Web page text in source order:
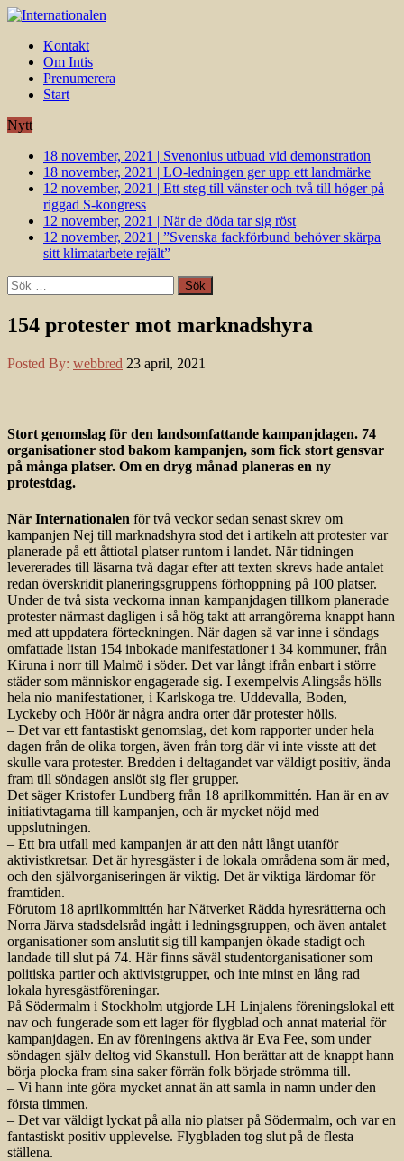
Kontakt
Om Intis
Prenumerera
Start
Nytt
18 november, 2021 | Svenonius utbuad vid demonstration
18 november, 2021 | LO-ledningen ger upp ett landmärke
12 november, 2021 | Ett steg till vänster och två till höger på
riggad S-kongress
12 november, 2021 | När de döda tar sig röst
12 november, 2021 | ”Svenska fackförbund behöver skärpa
sitt klimatarbete rejält”
Sök
efter:
154 protester mot marknadshyra
Posted By: webbred 23 april, 2021
Stort genomslag för den landsomfattande kampanjdagen. 74
organisationer stod bakom kampanjen, som fick stort gensvar
på många platser. Om en dryg månad planeras en ny
protestdag.
När Internationalen för två veckor sedan senast skrev om
kampanjen Nej till marknadshyra stod det i artikeln att protester var
planerade på ett åttiotal platser runtom i landet. När tidningen
levererades till läsarna två dagar efter att texten skrevs hade antalet
redan överskridit planeringsgruppens förhoppning på 100 platser.
Under de två sista veckorna innan kampanjdagen tillkom planerade
protester närmast dagligen i så hög takt att arrangörerna knappt hann
med att uppdatera förteckningen. När dagen så var inne i söndags
omfattade listan 154 inbokade manifestationer i 34 kommuner, från
Kiruna i norr till Malmö i söder. Det var långt ifrån enbart i större
städer som människor engagerade sig. I exempelvis Alingsås hölls
hela nio manifestationer, i Karlskoga tre. Uddevalla, Boden,
Lyckeby och Höör är några andra orter där protester hölls.
– Det var ett fantastiskt genomslag, det kom rapporter under hela
dagen från de olika torgen, även från torg där vi inte visste att det
skulle vara protester. Bredden i deltagandet var väldigt positiv, ända
fram till söndagen anslöt sig fler grupper.
Det säger Kristofer Lundberg från 18 aprilkommittén. Han är en av
initiativtagarna till kampanjen, och är mycket nöjd med
uppslutningen.
– Ett bra utfall med kampanjen är att den nått långt utanför
aktivistkretsar. Det är hyresgäster i de lokala områdena som är med,
och den självorganiseringen är viktig. Det är viktiga lärdomar för
framtiden.
Förutom 18 aprilkommittén har Nätverket Rädda hyresrätterna och
Norra Järva stadsdelsråd ingått i ledningsgruppen, och även antalet
organisationer som anslutit sig till kampanjen ökade stadigt och
landade till slut på 74. Här finns såväl studentorganisationer som
politiska partier och aktivistgrupper, och inte minst en lång rad
lokala hyresgästföreningar.
På Södermalm i Stockholm utgjorde LH Linjalens föreningslokal ett
nav och fungerade som ett lager för flygblad och annat material för
kampanjdagen. En av föreningens aktiva är Eva Fee, som under
söndagen själv deltog vid Skanstull. Hon berättar att de knappt hann
börja plocka fram sina saker förrän folk började strömma till.
– Vi hann inte göra mycket annat än att samla in namn under den
första timmen.
– Det var väldigt lyckat på alla nio platser på Södermalm, och var en
fantastiskt positiv upplevelse. Flygbladen tog slut på de flesta
ställena.